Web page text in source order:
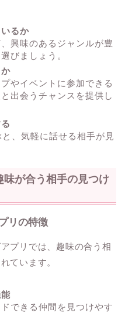
るか
興味のあるジャンルが豊
びましょう。
やイベントに参加できる
出会うチャンスを提供し
、気軽に話せる相手が見
が合う相手の見つけ
リの特徴
プリでは、趣味の合う相
ています。
できる仲間を見つけやす